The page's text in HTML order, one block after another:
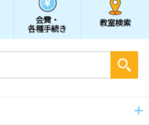
会費・
各種手続き
教室検索